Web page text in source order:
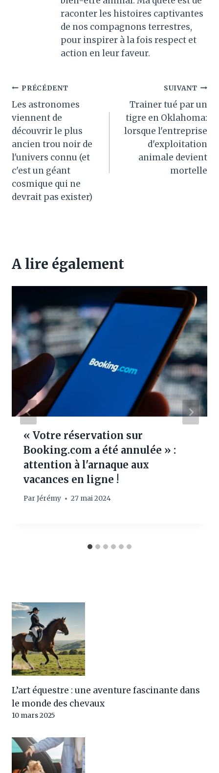
raconter les histoires captivantes
de nos compagnons terrestres,
pour inspirer à la fois respect et
action en leur faveur.
Navigation
de
l’article
PRÉCÉDENT
Les astronomes
viennent de
découvrir le plus
ancien trou noir de
l'univers connu (et
c'est un géant
cosmique qui ne
devrait pas exister)
SUIVANT
Trainer tué par un
tigre en Oklahoma:
lorsque l'entreprise
d'exploitation
animale devient
mortelle
A lire également
« Votre réservation sur
Booking.com a été annulée » :
attention à l'arnaque aux
vacances en ligne !
Par Jérémy 27 mai 2024
L’art équestre : une aventure fascinante dans
le monde des chevaux
10 mars 2025